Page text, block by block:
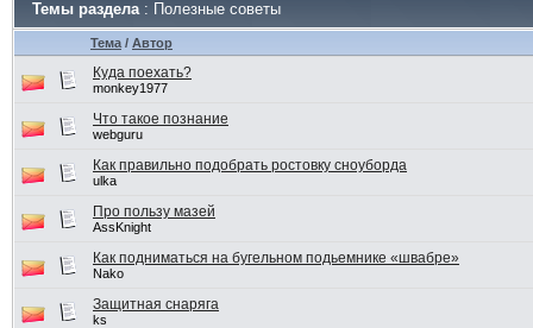
Темы раздела: Полезные советы
Тема / Автор
Куда поехать?
monkey1977
Что такое познание
webguru
Как правильно подобрать ростовку сноуборда
ulka
Про пользу мазей
AssKnight
Как подниматься на бугельном подьемнике «швабре»
Nako
Защитная снаряга
ks